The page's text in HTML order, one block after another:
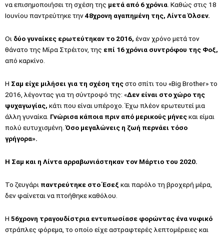
να επισημοποιήσει τη σχέση της μετά από 6 χρόνια. Καθώς στις 18
Ιουνίου παντρεύτηκε την48χρονη αγαπημένη της, Λίντα Όλσεν.
Οι δύο γυναίκες ερωτεύτηκαν το 2016, έναν χρόνο μετά τον
θάνατο της Μίρα Στρέιτον, της επί 16 χρόνια συντρόφου της Φοξ,
από καρκίνο.
Η Σαμ είχε μιλήσει για τη σχέση τηςστο σπίτι του «Big Brother» το
2016, λέγοντας για τη σύντροφό της: «Δεν είναι στο χώρο της
ψυχαγωγίας, κάτι που είναι υπέροχο. Έχω πλέον ερωτευτεί μια
άλλη γυναίκα. Γνώρισα κάποια πριν από μερικούς μήνεςκαι είμαι
πολύ ευτυχισμένη.Όσο μεγαλώνεις η ζωή περνάει τόσο
γρήγορα».
Η Σαμ και η Λίντα αρραβωνιάστηκαν τον Μάρτιο του 2020.
Το ζευγάρι παντρεύτηκε στο Έσεξ και παρόλο τη βροχερή μέρα,
δεν φαίνεται να πτοήθηκε καθόλου.
Η 56χρονη τραγουδίστρια εντυπωσίασε φορώντας ένα νυφικό
στράπλες φόρεμα, το οποίο είχε αστραφτερές λεπτομέρειες και